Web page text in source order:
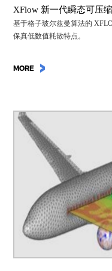
XFlow 新一代瞬态可压
基于格子玻尔兹曼算法的
保真低数值耗散特点。
MORE